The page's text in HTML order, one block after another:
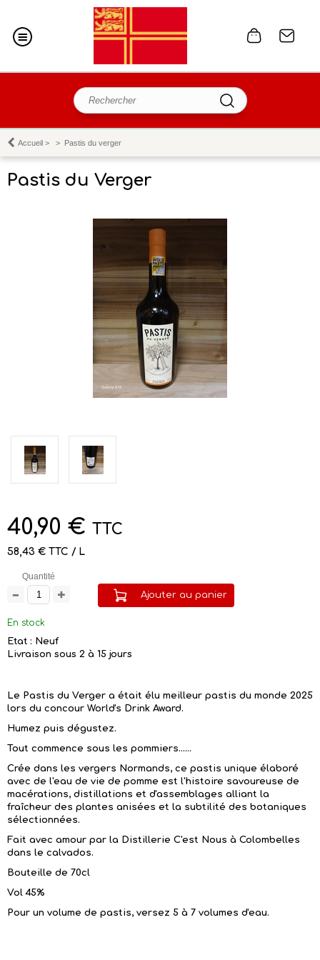
Accueil > > Pastis du verger
Pastis du Verger
40,90 € TTC
58,43 € TTC / L
Quantité
Ajouter au panier
En stock
Etat : Neuf
Livraison sous 2 à 15 jours
Le Pastis du Verger a était élu meilleur pastis du monde 2025
lors du concour World's Drink Award.
Humez puis dégustez.
Tout commence sous les pommiers......
Crée dans les vergers Normands, ce pastis unique élaboré
avec de l'eau de vie de pomme est l'histoire savoureuse de
macérations, distillations et d'assemblages alliant la
fraîcheur des plantes anisées et la subtilité des botaniques
sélectionnées.
Fait avec amour par la Distillerie C'est Nous à Colombelles
dans le calvados.
Bouteille de 70cl
Vol 45%
Pour un volume de pastis, versez 5 à 7 volumes d'eau.